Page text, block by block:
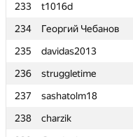
233
t1016d
234
Георгий Чебанов
235
davidas2013
236
struggletime
237
sashatolm18
238
charzik
233
t1016d
234
Георгий Чебанов
235
davidas2013
236
struggletime
237
sashatolm18
238
charzik